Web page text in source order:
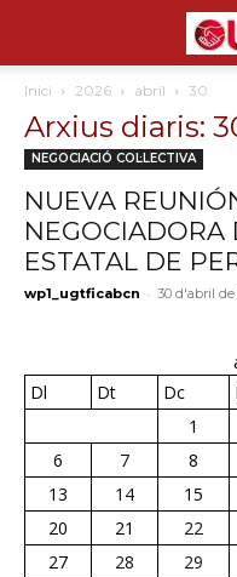
Inici 2026 abril 30
Arxius diaris:
NEGOCIACIÓ COL·LECTIVA
NUEVA
NEGOCIADORA
ESTATAL DE
wp1_ugtficabcn - 30 d'abril de
Dl
Dt Dc
1
6
7 8
13
14 15
20
21 22
27
28 29